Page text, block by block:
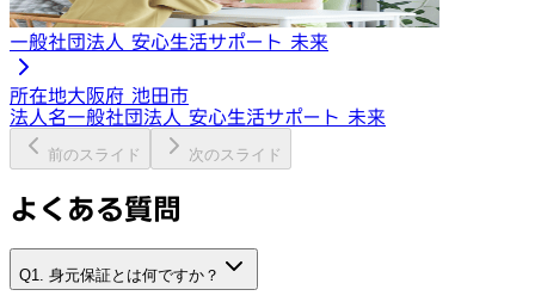
一般社団法人 安心生活サポート 未来
所在地大阪府 池田市
法人名一般社団法人 安心生活サポート 未来
前のスライド 次のスライド
よくある質問
Q1. 身元保証とは何ですか？